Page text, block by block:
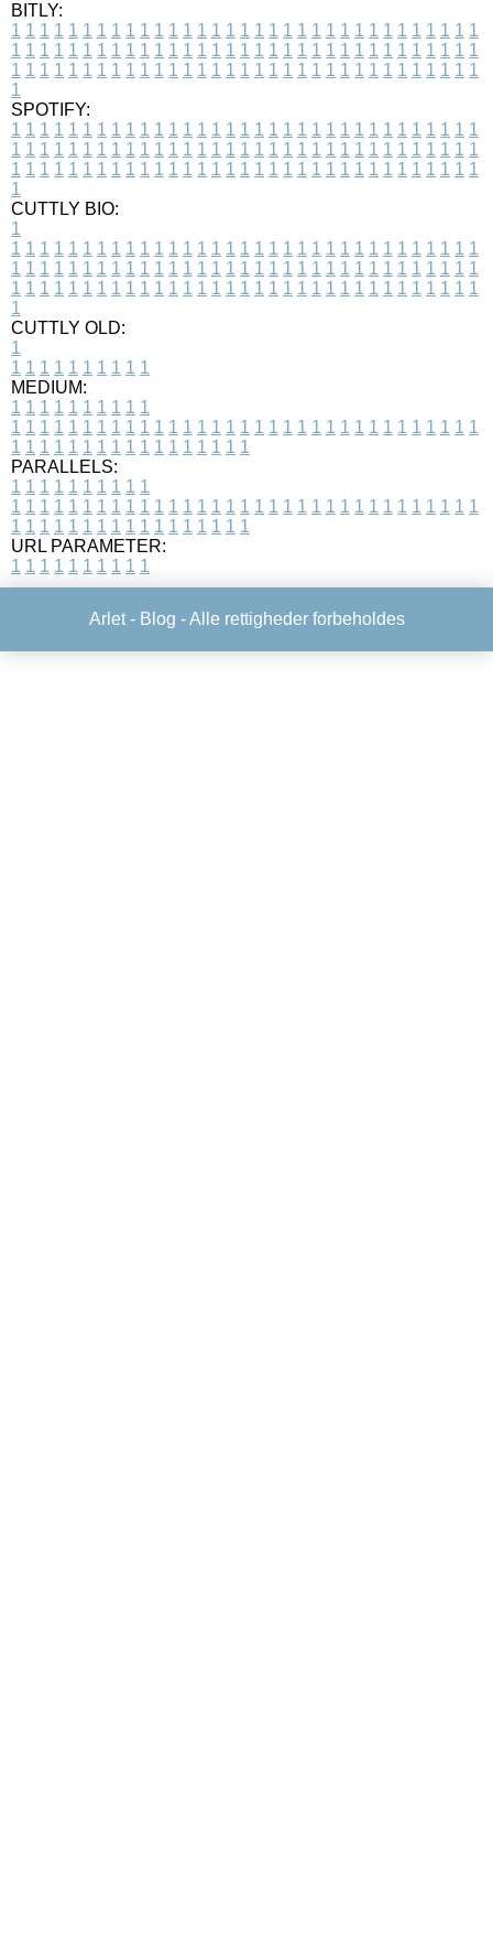
BITLY:
1 1 1 1 1 1 1 1 1 1 1 1 1 1 1 1 1 1 1 1 1 1 1 1 1 1 1 1 1 1 1 1 1
1 1 1 1 1 1 1 1 1 1 1 1 1 1 1 1 1 1 1 1 1 1 1 1 1 1 1 1 1 1 1 1 1
1 1 1 1 1 1 1 1 1 1 1 1 1 1 1 1 1 1 1 1 1 1 1 1 1 1 1 1 1 1 1 1 1
1
SPOTIFY:
1 1 1 1 1 1 1 1 1 1 1 1 1 1 1 1 1 1 1 1 1 1 1 1 1 1 1 1 1 1 1 1 1
1 1 1 1 1 1 1 1 1 1 1 1 1 1 1 1 1 1 1 1 1 1 1 1 1 1 1 1 1 1 1 1 1
1 1 1 1 1 1 1 1 1 1 1 1 1 1 1 1 1 1 1 1 1 1 1 1 1 1 1 1 1 1 1 1 1
1
CUTTLY BIO:
1
1 1 1 1 1 1 1 1 1 1 1 1 1 1 1 1 1 1 1 1 1 1 1 1 1 1 1 1 1 1 1 1 1
1 1 1 1 1 1 1 1 1 1 1 1 1 1 1 1 1 1 1 1 1 1 1 1 1 1 1 1 1 1 1 1 1
1 1 1 1 1 1 1 1 1 1 1 1 1 1 1 1 1 1 1 1 1 1 1 1 1 1 1 1 1 1 1 1 1
1
CUTTLY OLD:
1
1 1 1 1 1 1 1 1 1 1
MEDIUM:
1 1 1 1 1 1 1 1 1 1
1 1 1 1 1 1 1 1 1 1 1 1 1 1 1 1 1 1 1 1 1 1 1 1 1 1 1 1 1 1 1 1 1
1 1 1 1 1 1 1 1 1 1 1 1 1 1 1 1 1
PARALLELS:
1 1 1 1 1 1 1 1 1 1
1 1 1 1 1 1 1 1 1 1 1 1 1 1 1 1 1 1 1 1 1 1 1 1 1 1 1 1 1 1 1 1 1
1 1 1 1 1 1 1 1 1 1 1 1 1 1 1 1 1
URL PARAMETER:
1 1 1 1 1 1 1 1 1 1
Arlet - Blog - Alle rettigheder forbeholdes